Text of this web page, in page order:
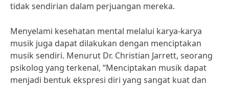
tidak sendirian dalam perjuangan mereka.
Menyelami kesehatan mental melalui karya-karya
musik juga dapat dilakukan dengan menciptakan
musik sendiri. Menurut Dr. Christian Jarrett, seorang
psikolog yang terkenal, “Menciptakan musik dapat
menjadi bentuk ekspresi diri yang sangat kuat dan